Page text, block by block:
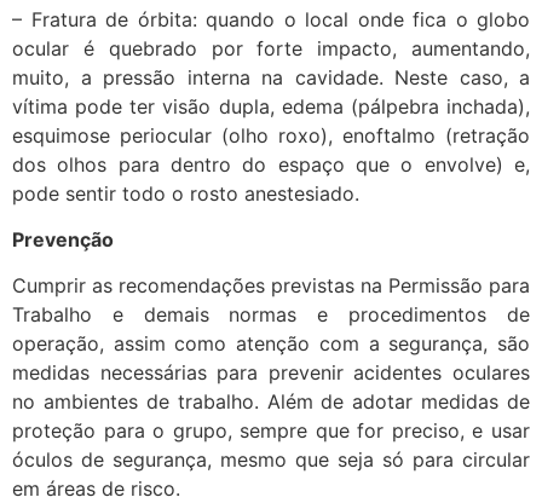
– Fratura de órbita: quando o local onde fica o globo
ocular é quebrado por forte impacto, aumentando,
muito, a pressão interna na cavidade. Neste caso, a
vítima pode ter visão dupla, edema (pálpebra inchada),
esquimose periocular (olho roxo), enoftalmo (retração
dos olhos para dentro do espaço que o envolve) e,
pode sentir todo o rosto anestesiado.
Prevenção
Cumprir as recomendações previstas na Permissão para
Trabalho e demais normas e procedimentos de
operação, assim como atenção com a segurança, são
medidas necessárias para prevenir acidentes oculares
no ambientes de trabalho. Além de adotar medidas de
proteção para o grupo, sempre que for preciso, e usar
óculos de segurança, mesmo que seja só para circular
em áreas de risco.